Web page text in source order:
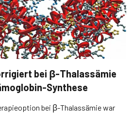
bei β-Thalassämie
Synthese
bei β-Thalassämie war